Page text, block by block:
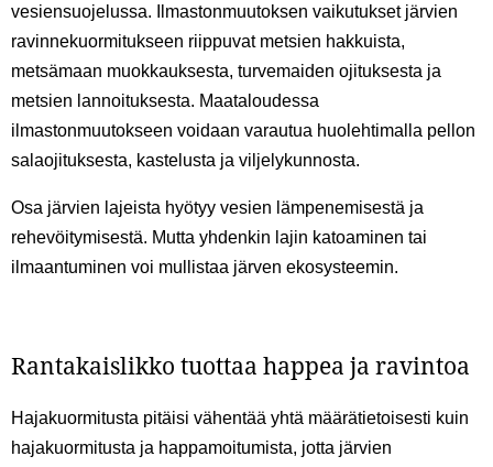
vesiensuojelussa. Ilmastonmuutoksen vaikutukset järvien
ravinnekuormitukseen riippuvat metsien hakkuista,
metsämaan muokkauksesta, turvemaiden ojituksesta ja
metsien lannoituksesta. Maataloudessa
ilmastonmuutokseen voidaan varautua huolehtimalla pellon
salaojituksesta, kastelusta ja viljelykunnosta.
Osa järvien lajeista hyötyy vesien lämpenemisestä ja
rehevöitymisestä. Mutta yhdenkin lajin katoaminen tai
ilmaantuminen voi mullistaa järven ekosysteemin.
Rantakaislikko tuottaa happea ja ravintoa
Hajakuormitusta pitäisi vähentää yhtä määrätietoisesti kuin
hajakuormitusta ja happamoitumista, jotta järvien